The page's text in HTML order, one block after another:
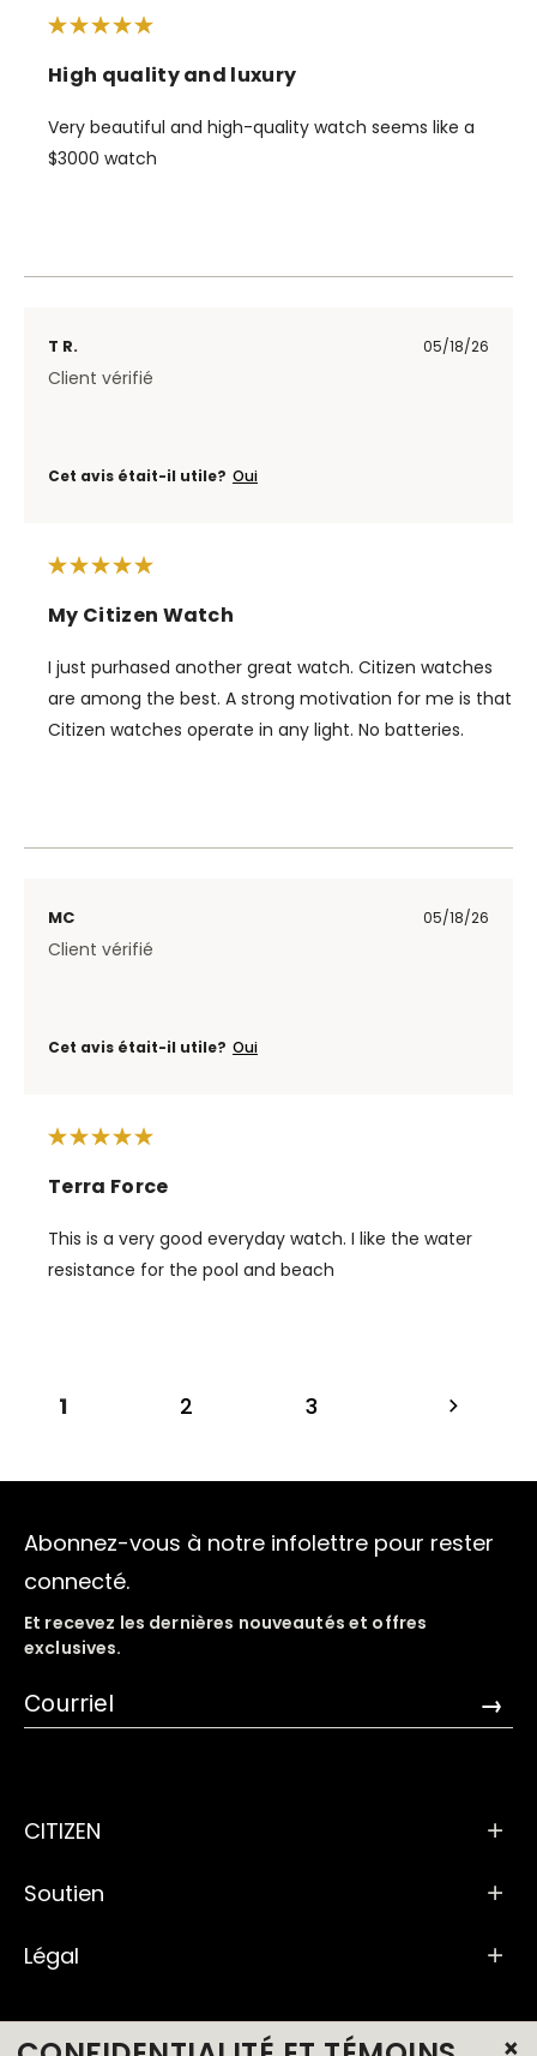
High quality and luxury
Very beautiful and high-quality watch seems like a
$3000 watch
T R. 05/18/26
Client vérifié
Cet avis était-il utile? Oui
My Citizen Watch
I just purhased another great watch. Citizen watches
are among the best. A strong motivation for me is that
Citizen watches operate in any light. No batteries.
MC 05/18/26
Client vérifié
Cet avis était-il utile? Oui
Terra Force
This is a very good everyday watch. I like the water
resistance for the pool and beach
1 2 3
Abonnez-vous à notre infolettre pour rester
connecté.
Et recevez les dernières nouveautés et offres
exclusives.
→
CITIZEN
Soutien
Légal